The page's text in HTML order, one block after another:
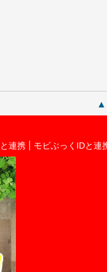
▲
連携 モビぶっくIDと連